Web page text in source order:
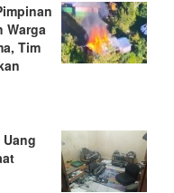
Warga
Tim